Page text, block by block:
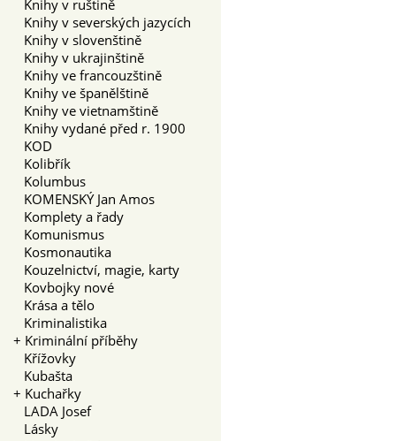
Knihy v ruštině
Knihy v severských jazycích
Knihy v slovenštině
Knihy v ukrajinštině
Knihy ve francouzštině
Knihy ve španělštině
Knihy ve vietnamštině
Knihy vydané před r. 1900
KOD
Kolibřík
Kolumbus
KOMENSKÝ Jan Amos
Komplety a řady
Komunismus
Kosmonautika
Kouzelnictví, magie, karty
Kovbojky nové
Krása a tělo
Kriminalistika
+ Kriminální příběhy
Křížovky
Kubašta
+ Kuchařky
LADA Josef
Lásky